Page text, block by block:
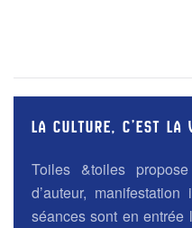
LA CULTURE, C’EST LA
Toiles &toiles
d’auteur,
séances sont en